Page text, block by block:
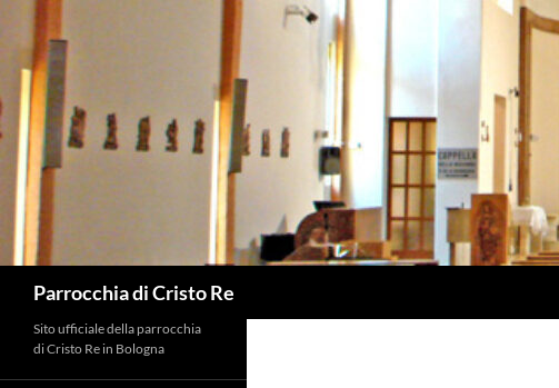
Vai
al
contenuto
Parrocchia di Cristo Re
Sito ufficiale della parrocchia
di Cristo Re in Bologna